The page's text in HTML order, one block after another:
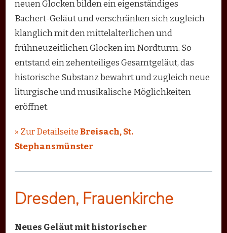
neuen Glocken bilden ein eigenständiges
Bachert-Geläut und verschränken sich zugleich
klanglich mit den mittelalterlichen und
frühneuzeitlichen Glocken im Nordturm. So
entstand ein zehenteiliges Gesamtgeläut, das
historische Substanz bewahrt und zugleich neue
liturgische und musikalische Möglichkeiten
eröffnet.
» Zur DetailseiteBreisach, St.
Stephansmünster
Dresden, Frauenkirche
Neues Geläut mit historischer